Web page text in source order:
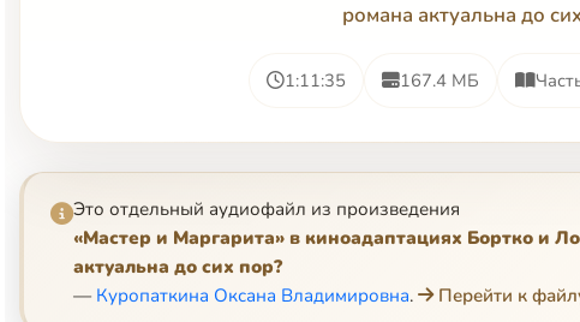
романа актуальна до
1:11:35 167.4 МБ
Это отдельный аудиофайл из произведения
«Мастер и Маргарита» в киноадаптациях Бортко и
актуальна до сих пор?
— Куропаткина Оксана Владимировна. Перейти к